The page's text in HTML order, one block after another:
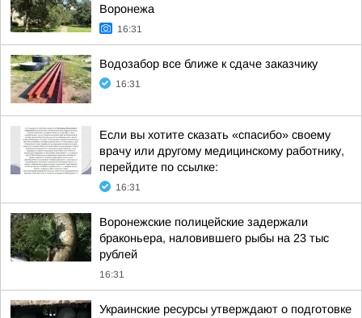
Воронежа
16:31
Водозабор все ближе к сдаче заказчику
16:31
Если вы хотите сказать «спасибо» своему
врачу или другому медицинскому работнику,
перейдите по ссылке:
16:31
Воронежские полицейские задержали
браконьера, наловившего рыбы на 23 тыс
рублей
16:31
Украинские ресурсы утверждают о подготовке